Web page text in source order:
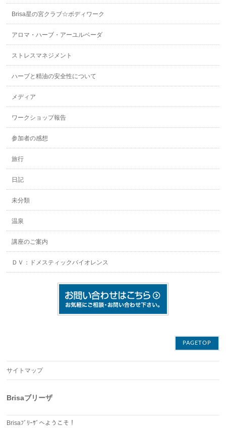
Brisa星の宮クラブ☆ボディワーク
アロマ・ハーブ・アーユルベーダ
ストレスマネジメント
ハーブと精油の安全性について
メディア
ワークショップ報告
参加者の感想
旅行
日記
未分類
温泉
講座のご案内
ＤＶ：ドメスティックバイオレンス
PAGETOP
サイトマップ
Brisaブリーザ
Brisaﾌﾞﾘｰｻﾞへようこそ！